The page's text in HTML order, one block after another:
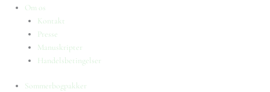
Om os
Kontakt
Presse
Manuskripter
Handelsbetingelser
Sommerbogpakker